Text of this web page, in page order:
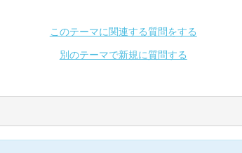
このテーマに関連する質問をする
別のテーマで新規に質問する